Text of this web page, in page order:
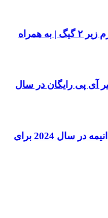
۱۰ بازی پیشنهادی برای رم زیر ۲ گیگ | به همراه
آی پی رایگان در سال
بهترین برنامه های دانلود انیمه در سال 2024 برای